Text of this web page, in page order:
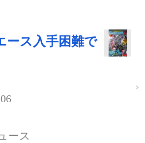
ース入手困難で
ース